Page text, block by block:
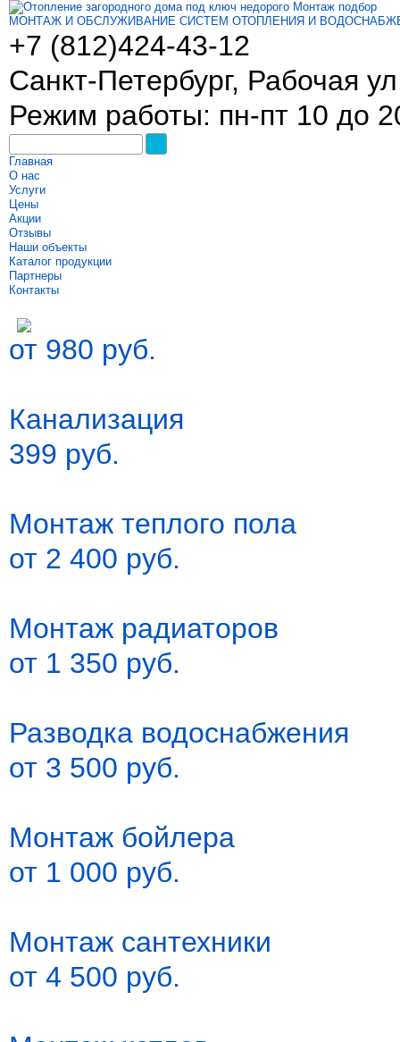
МОНТАЖ И ОБСЛУЖИВАНИЕ СИСТЕМ ОТОПЛЕНИЯ И
+7 (812)424-43-12
Санкт-Петербург, Рабочая
Режим работы: пн-пт 10 до
Главная
О нас
Услуги
Цены
Акции
Отзывы
Наши объекты
Каталог продукции
Партнеры
Контакты
от 980 руб.
Канализация
399 руб.
Монтаж теплого пола
от 2 400 руб.
Монтаж радиаторов
от 1 350 руб.
Разводка водоснабжения
от 3 500 руб.
Монтаж бойлера
от 1 000 руб.
Монтаж сантехники
от 4 500 руб.